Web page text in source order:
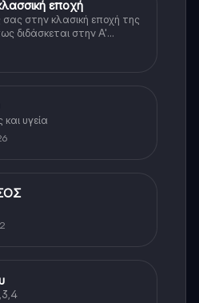
εποχή
σας στην κλασική εποχή της
διδάσκεται στην Α'
υγεία